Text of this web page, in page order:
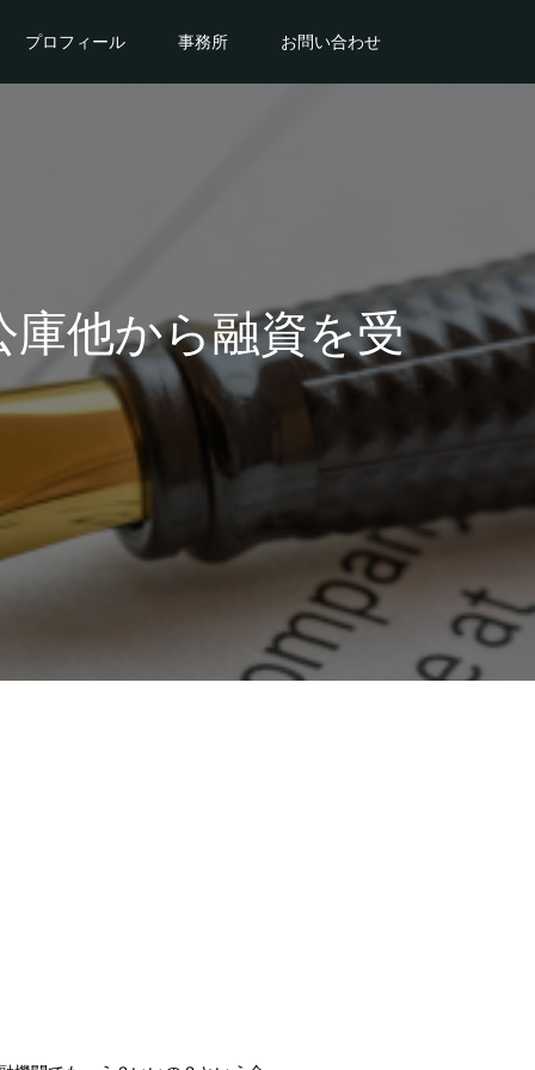
プロフィール 事務所 お問い合わせ
他から融資を受